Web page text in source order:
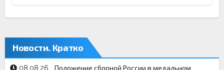
Новости. Кратко
08.08.26 Положение сборной России в медальном